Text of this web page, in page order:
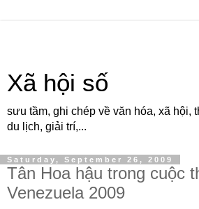
Xã hội số
sưu tầm, ghi chép về văn hóa, xã hội,
du lịch, giải trí,...
Saturday, September 26, 2009
Tân Hoa hậu trong cuộc
Venezuela 2009